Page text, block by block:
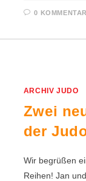
0
ARCHIV JUDO
Zwei
der
Wir begrüßen
Reihen! Jan